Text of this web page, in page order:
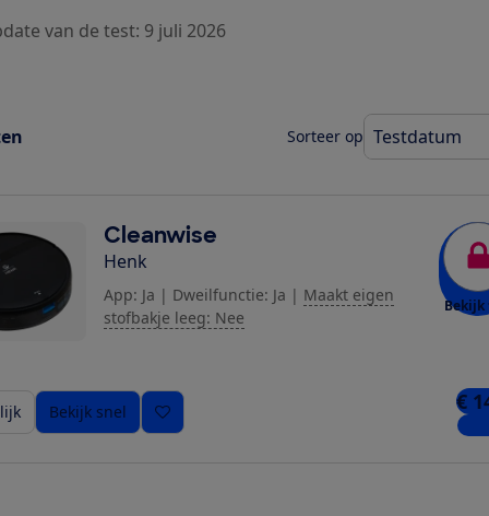
van de test: 9 juli 2026
Sorteer op
Cleanwise
Henk
App: Ja | Dweilfunctie: Ja | Maakt eigen
stofbakje leeg: Nee
Bekijk
Bekijk snel €
1